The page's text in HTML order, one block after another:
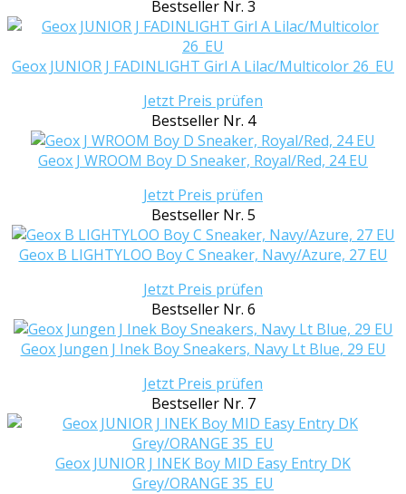
Bestseller Nr. 3
Geox JUNIOR J FADINLIGHT Girl A Lilac/Multicolor 26_EU
Jetzt Preis prüfen
Bestseller Nr. 4
Geox J WROOM Boy D Sneaker, Royal/Red, 24 EU
Jetzt Preis prüfen
Bestseller Nr. 5
Geox B LIGHTYLOO Boy C Sneaker, Navy/Azure, 27 EU
Jetzt Preis prüfen
Bestseller Nr. 6
Geox Jungen J Inek Boy Sneakers, Navy Lt Blue, 29 EU
Jetzt Preis prüfen
Bestseller Nr. 7
Geox JUNIOR J INEK Boy MID Easy Entry DK
Grey/ORANGE 35_EU